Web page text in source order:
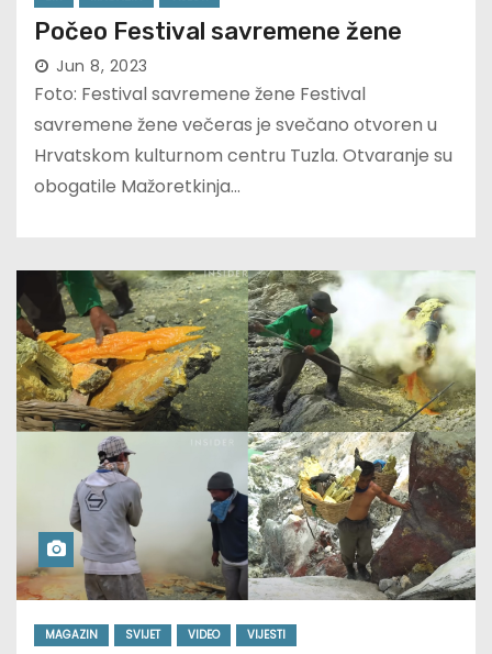
Počeo Festival savremene žene
Jun 8, 2023
Foto: Festival savremene žene Festival
savremene žene večeras je svečano otvoren u
Hrvatskom kulturnom centru Tuzla. Otvaranje su
obogatile Mažoretkinja…
MAGAZIN SVIJET VIDEO VIJESTI